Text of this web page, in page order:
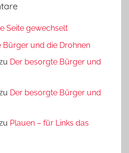
Seite gewechselt
Bürger und die Drohnen
Der besorgte Bürger und
Der besorgte Bürger und
Plauen – für Links das